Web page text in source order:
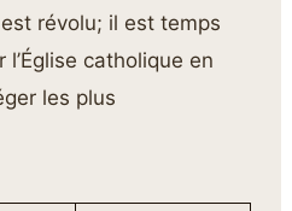
révolu; il est temps
l’Église catholique en
les plus